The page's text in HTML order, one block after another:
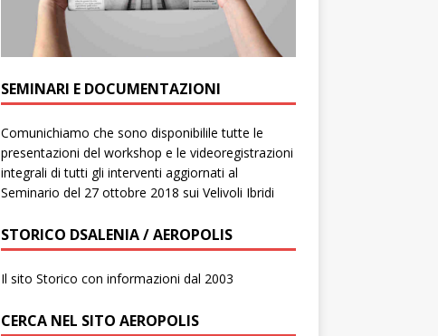
SEMINARI E DOCUMENTAZIONI
Comunichiamo che sono disponibilile tutte le
presentazioni del workshop e le videoregistrazioni
integrali di tutti gli interventi aggiornati al
Seminario del 27 ottobre 2018 sui Velivoli Ibridi
STORICO DSALENIA / AEROPOLIS
Il sito Storico con informazioni dal 2003
CERCA NEL SITO AEROPOLIS